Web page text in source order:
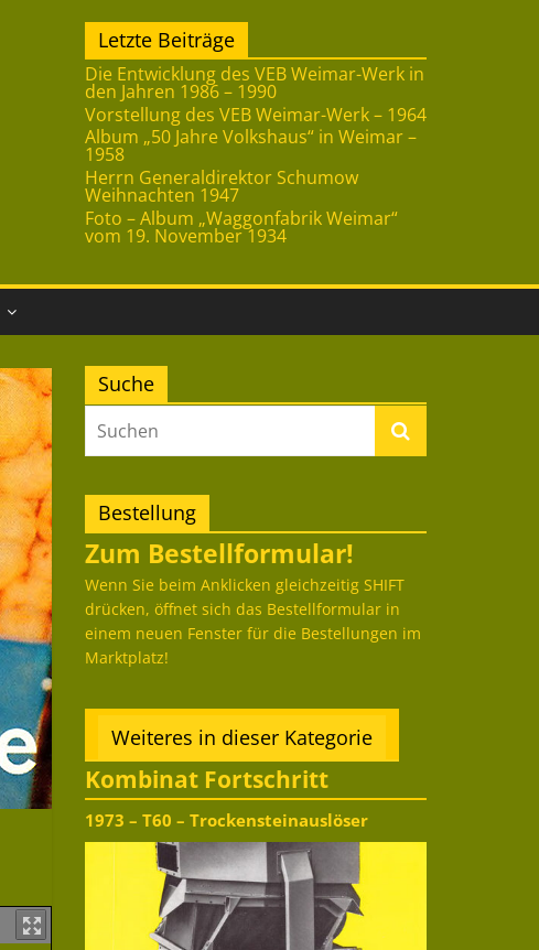
Letzte Beiträge
Die Entwicklung des VEB Weimar-Werk in
den Jahren 1986 – 1990
Vorstellung des VEB Weimar-Werk – 1964
Album „50 Jahre Volkshaus“ in Weimar –
1958
Herrn Generaldirektor Schumow
Weihnachten 1947
Foto – Album „Waggonfabrik Weimar“
vom 19. November 1934
Suche
Bestellung
Zum Bestellformular!
Wenn Sie beim Anklicken gleichzeitig SHIFT
drücken, öffnet sich das Bestellformular in
einem neuen Fenster für die Bestellungen im
Marktplatz!
Weiteres in dieser Kategorie
Kombinat Fortschritt
1973 – T60 – Trockensteinauslöser